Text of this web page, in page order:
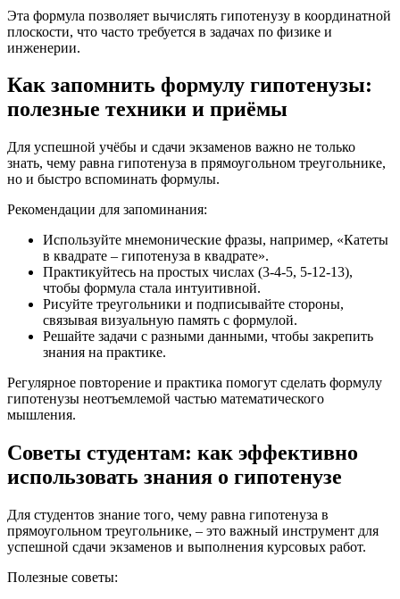
Эта формула позволяет вычислять гипотенузу в координатной
плоскости, что часто требуется в задачах по физике и
инженерии.
Как запомнить формулу гипотенузы:
полезные техники и приёмы
Для успешной учёбы и сдачи экзаменов важно не только
знать, чему равна гипотенуза в прямоугольном треугольнике,
но и быстро вспоминать формулы.
Рекомендации для запоминания:
Используйте мнемонические фразы, например, «Катеты
в квадрате – гипотенуза в квадрате».
Практикуйтесь на простых числах (3-4-5, 5-12-13),
чтобы формула стала интуитивной.
Рисуйте треугольники и подписывайте стороны,
связывая визуальную память с формулой.
Решайте задачи с разными данными, чтобы закрепить
знания на практике.
Регулярное повторение и практика помогут сделать формулу
гипотенузы неотъемлемой частью математического
мышления.
Советы студентам: как эффективно
использовать знания о гипотенузе
Для студентов знание того, чему равна гипотенуза в
прямоугольном треугольнике, – это важный инструмент для
успешной сдачи экзаменов и выполнения курсовых работ.
Полезные советы: